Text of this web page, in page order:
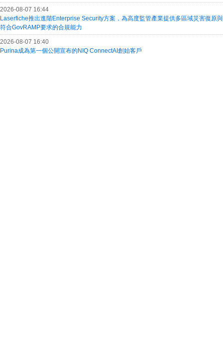
2026-08-07 16:44
Laserfiche推出進階Enterprise Security方案，為高度監管產業提供多區域災害復原與
符合GovRAMP要求的合規能力
2026-08-07 16:40
Purina成為第一個公開宣布的NIQ ConnectAI創始客戶